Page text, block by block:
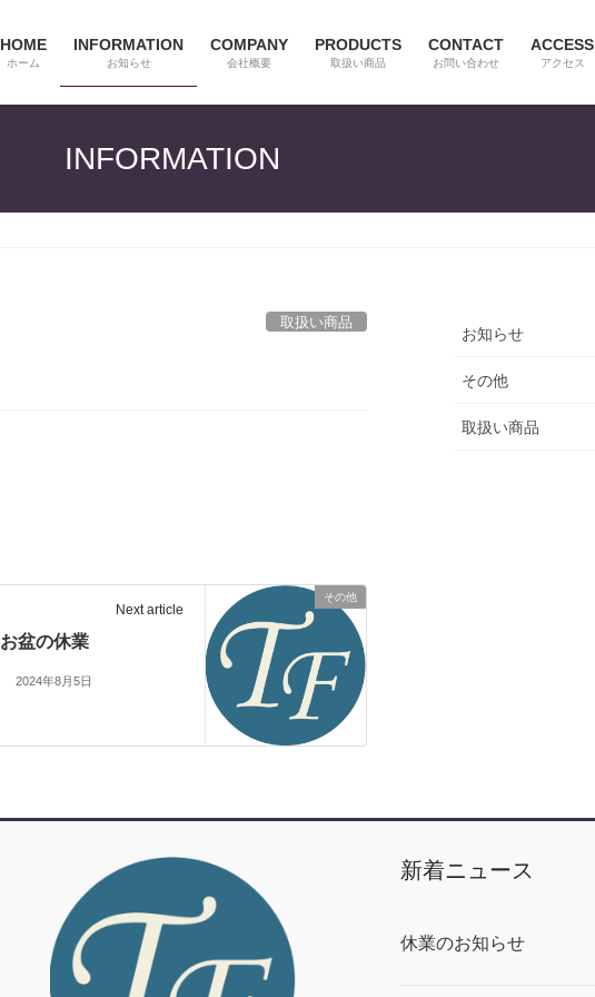
HOME
ホーム
INFORMATION
お知らせ
COMPANY
会社概要
PRODUCTS
取扱い商品
CONTACT
お問い合わせ
ACCESS
アクセス
INFORMATION
取扱い商品
その他
Next article
お盆の休業
2024年8月5日
お知らせ
その他
取扱い商品
新着ニュース
休業のお知らせ